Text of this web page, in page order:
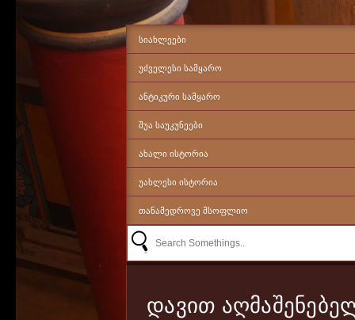
ᲡᲘᲐᲮᲚᲔᲔᲑᲘ
ᲣᲫᲕᲔᲚᲔᲡᲘ ᲡᲐᲛᲧᲐᲠᲝ
ᲐᲜᲢᲘᲙᲣᲠᲘ ᲡᲐᲛᲧᲐᲠᲝ
ᲨᲣᲐ ᲡᲐᲣᲙᲣᲜᲔᲔᲑᲘ
ᲐᲮᲐᲚᲘ ᲘᲡᲢᲝᲠᲘᲐ
ᲣᲐᲮᲚᲔᲡᲘ ᲘᲡᲢᲝᲠᲘᲐ
ᲗᲐᲜᲐᲛᲔᲓᲠᲝᲕᲔ ᲛᲡᲝᲤᲚᲘᲝ
დავით